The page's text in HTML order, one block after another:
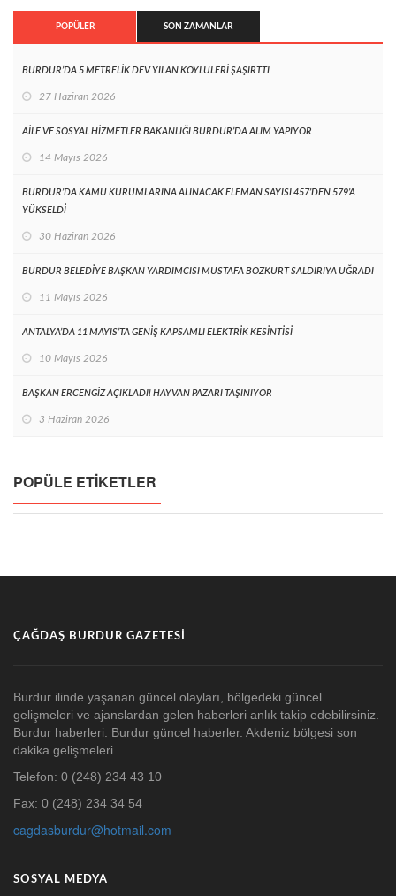
POPÜLER SON ZAMANLAR
BURDUR’DA 5 METRELİK DEV YILAN KÖYLÜLERİ ŞAŞIRTTI
27 Haziran 2026
AİLE VE SOSYAL HİZMETLER BAKANLIĞI BURDUR’DA ALIM YAPIYOR
14 Mayıs 2026
BURDUR’DA KAMU KURUMLARINA ALINACAK ELEMAN SAYISI 457’DEN 579’A
YÜKSELDİ
30 Haziran 2026
BURDUR BELEDİYE BAŞKAN YARDIMCISI MUSTAFA BOZKURT SALDIRIYA UĞRADI
11 Mayıs 2026
ANTALYA’DA 11 MAYIS’TA GENİŞ KAPSAMLI ELEKTRİK KESİNTİSİ
10 Mayıs 2026
BAŞKAN ERCENGİZ AÇIKLADI! HAYVAN PAZARI TAŞINIYOR
3 Haziran 2026
POPÜLE ETIKETLER
ÇAĞDAŞ BURDUR GAZETESI
Burdur ilinde yaşanan güncel olayları, bölgedeki güncel
gelişmeleri ve ajanslardan gelen haberleri anlık takip edebilirsiniz.
Burdur haberleri. Burdur güncel haberler. Akdeniz bölgesi son
dakika gelişmeleri.
Telefon: 0 (248) 234 43 10
Fax: 0 (248) 234 34 54
cagdasburdur@hotmail.com
SOSYAL MEDYA